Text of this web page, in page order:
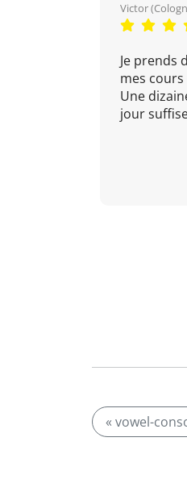
Victor
Je prends
mes
Une
jour
« vowel-